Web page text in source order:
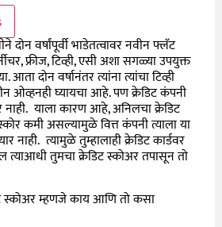
दोन वर्षांपूर्वी भाडेतत्वावर नवीन फ्लॅट
फ्रीज, टिव्ही, एसी अशा सगळ्या उपयुक्त
आता दोन वर्षानंतर त्यांना त्यांचा टिव्ही
ओव्हनही घ्यायचा आहे. पण क्रेडिट कंपनी
नाही. याला कारण आहे, अनिलचा क्रेडिट
कमी असल्यामुळे वित्त कंपनी त्याला या
नाही. त्यामुळे तुम्हालाही क्रेडिट कार्डवर
त्याआधी तुमचा क्रेडिट स्कोअर तपासून तो
स्कोअर म्हणजे काय आणि तो कसा